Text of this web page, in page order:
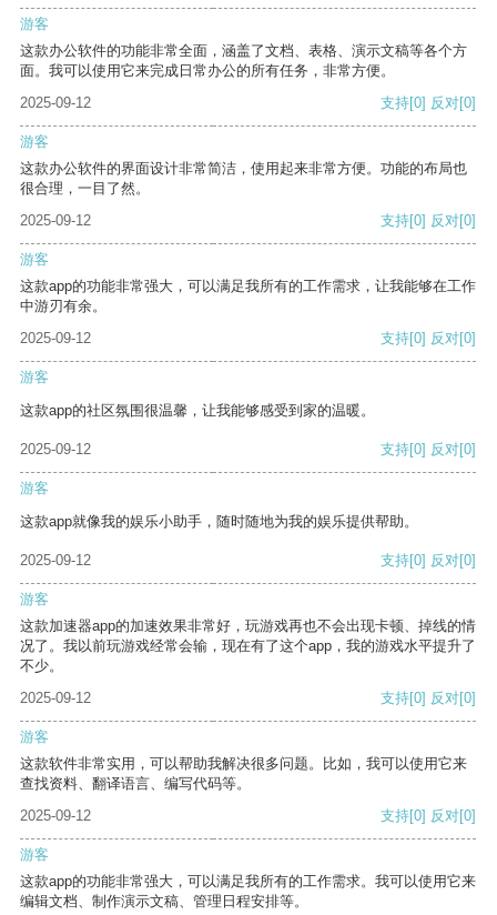
游客
这款办公软件的功能非常全面，涵盖了文档、表格、演示文稿等各个方
面。我可以使用它来完成日常办公的所有任务，非常方便。
2025-09-12
支持[0] 反对[0]
游客
这款办公软件的界面设计非常简洁，使用起来非常方便。功能的布局也
很合理，一目了然。
2025-09-12
支持[0] 反对[0]
游客
这款app的功能非常强大，可以满足我所有的工作需求，让我能够在工作
中游刃有余。
2025-09-12
支持[0] 反对[0]
游客
这款app的社区氛围很温馨，让我能够感受到家的温暖。
2025-09-12 支持[0] 反对[0]
游客
这款app就像我的娱乐小助手，随时随地为我的娱乐提供帮助。
2025-09-12 支持[0] 反对[0]
游客
这款加速器app的加速效果非常好，玩游戏再也不会出现卡顿、掉线的情
况了。我以前玩游戏经常会输，现在有了这个app，我的游戏水平提升了
不少。
2025-09-12
支持[0] 反对[0]
游客
这款软件非常实用，可以帮助我解决很多问题。比如，我可以使用它来
查找资料、翻译语言、编写代码等。
2025-09-12
支持[0] 反对[0]
游客
这款app的功能非常强大，可以满足我所有的工作需求。我可以使用它来
编辑文档、制作演示文稿、管理日程安排等。